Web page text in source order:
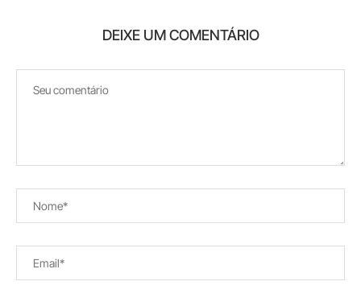
DEIXE UM COMENTÁRIO